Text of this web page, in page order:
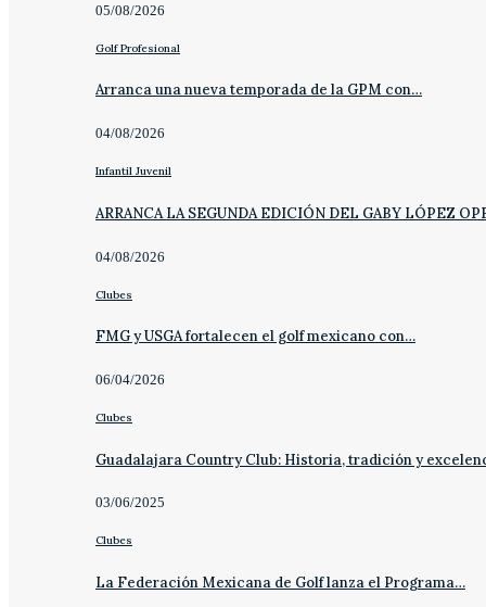
05/08/2026
Golf Profesional
Arranca una nueva temporada de la GPM con…
04/08/2026
Infantil Juvenil
ARRANCA LA SEGUNDA EDICIÓN DEL GABY LÓPEZ
04/08/2026
Clubes
FMG y USGA fortalecen el golf mexicano con…
06/04/2026
Clubes
Guadalajara Country Club: Historia, tradición y
03/06/2025
Clubes
La Federación Mexicana de Golf lanza el Programa…